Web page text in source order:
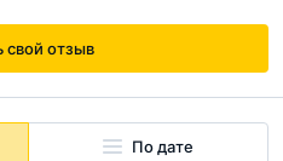
свой отзыв
По дате